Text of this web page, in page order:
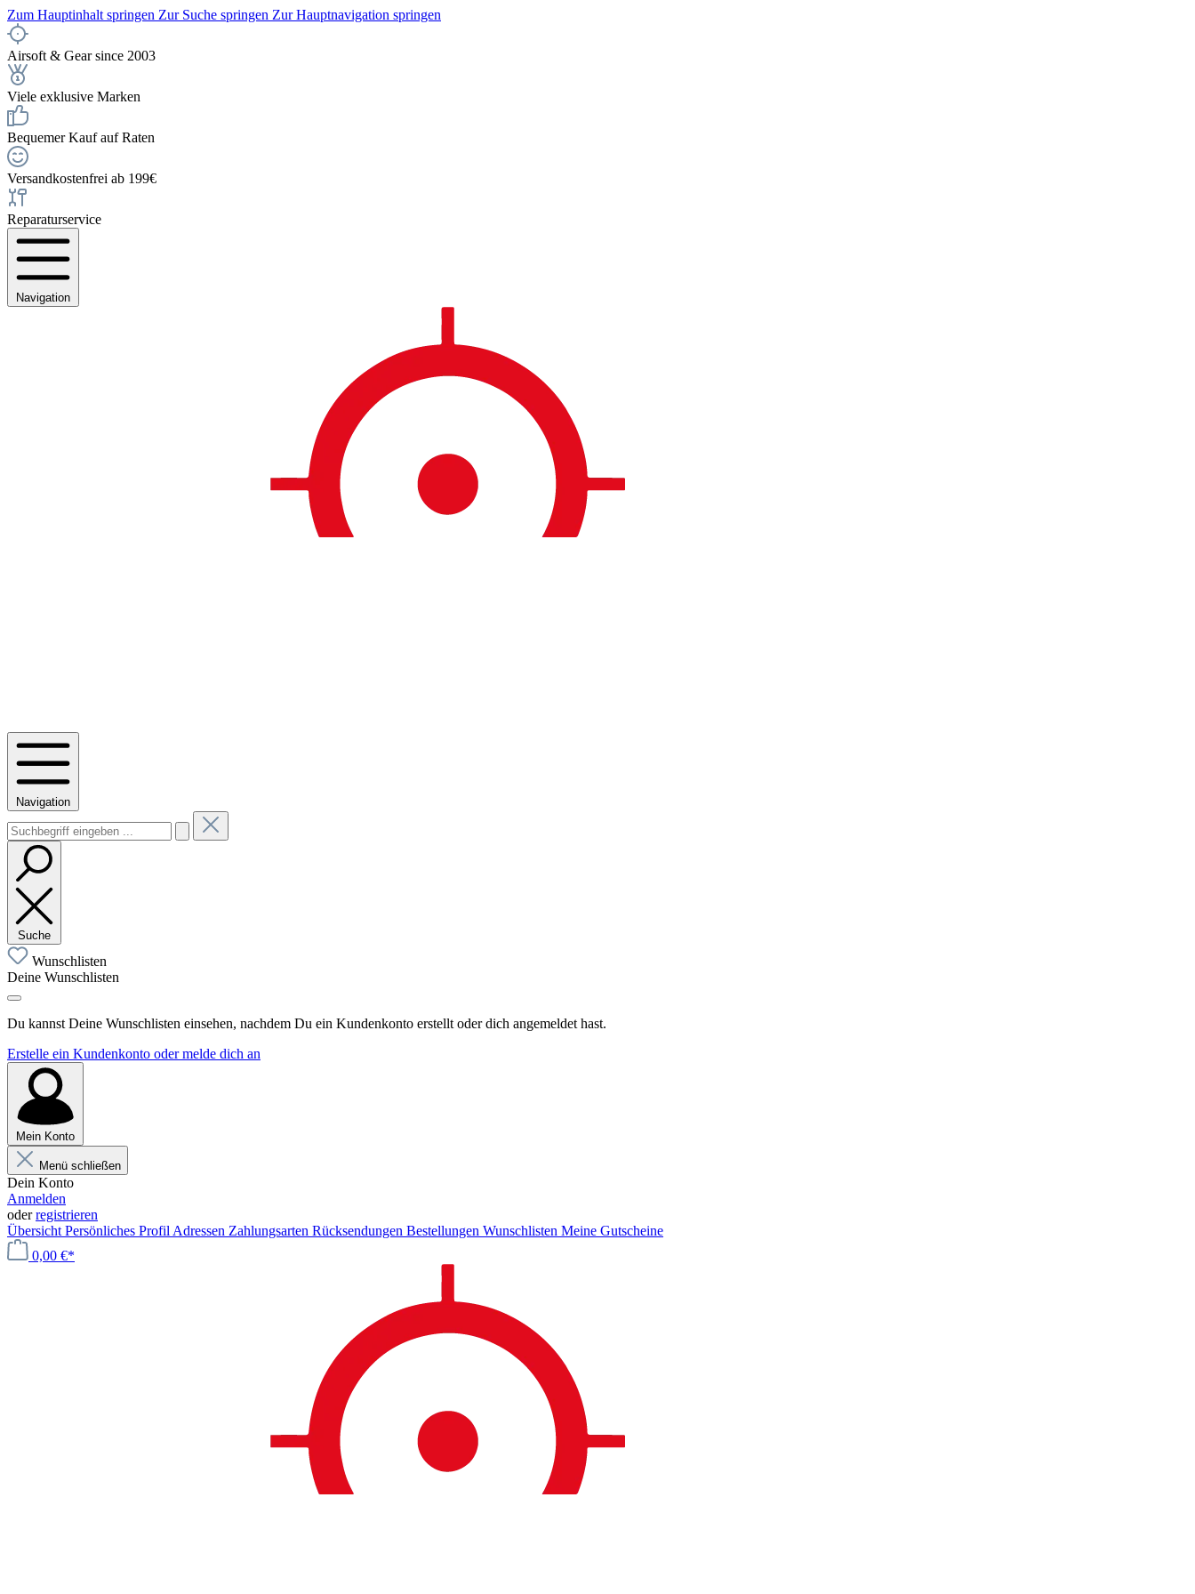
Zum Hauptinhalt springen Zur Suche springen Zur Hauptnavigation springen
Airsoft & Gear since 2003
Viele exklusive Marken
Bequemer Kauf auf Raten
Versandkostenfrei ab 199€
Reparaturservice
Navigation
Navigation
Suche
Wunschlisten
Deine Wunschlisten
Du kannst Deine Wunschlisten einsehen, nachdem Du ein Kundenkonto erstellt oder dich angemeldet hast.
Erstelle ein Kundenkonto oder melde dich an
Mein Konto
Menü schließen
Dein Konto
Anmelden
oderregistrieren
Übersicht Persönliches Profil Adressen Zahlungsarten Rücksendungen Bestellungen Wunschlisten Meine Gutscheine
0,00 €*